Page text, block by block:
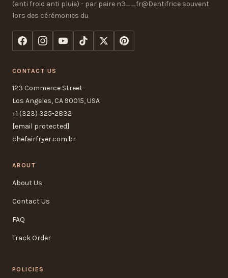
(anti froid anti pluie) - par paire n3__fr@Dentifrice souvent
lors des cérémonies du
CONTACT US
123 Commerce Street
Los Angeles, CA 90015, USA
+1 (323) 325-2832
[email protected]
chefairfryer.com.br
ABOUT
About Us
Contact Us
FAQ
Track Order
POLICIES